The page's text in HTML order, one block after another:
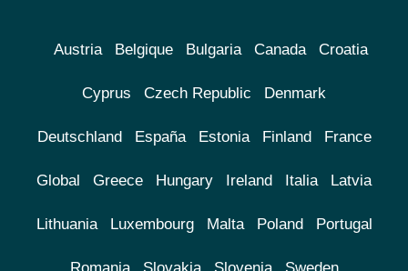
Austria Belgique Bulgaria Canada Croatia
Cyprus Czech Republic Denmark
Deutschland España Estonia Finland France
Global Greece Hungary Ireland Italia Latvia
Lithuania Luxembourg Malta Poland Portugal